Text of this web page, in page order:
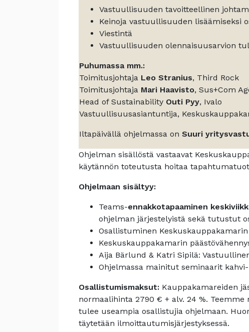
Vastuullisuuden tavoitteellinen
Keinoja vastuullisuuden lisäämiseksi
Viestintä
Vastuullisuuden olennaisuusarvion
Puhumassa mm.:
Toimitusjohtaja Leo Stranius, Third Rock
Toimitusjohtaja Mari Haavisto, Sus+Com
Head of Sustainability Outi Pyy, Ivalo
Vastuullisuusasiantuntija,
Iltapäivällä ohjelmassa on Suuri
Ohjelman sisällöstä vastaavat
käytännön toteutusta hoitaa
Ohjelmaan sisältyy:
Teams-ennakkotapaaminen
ohjelman järjestelyistä sekä tutustut
Osallistuminen
Keskuskauppakamarin
Aija Bärlund & Katri Sipilä:
Ohjelmassa mainitut seminaarit
Osallistumismaksut: Kauppakamareiden
normaalihinta 2790 € + alv. 24 %.
tulee useampia osallistujia ohjelmaan.
täytetään ilmoittautumisjärjestyksessä.